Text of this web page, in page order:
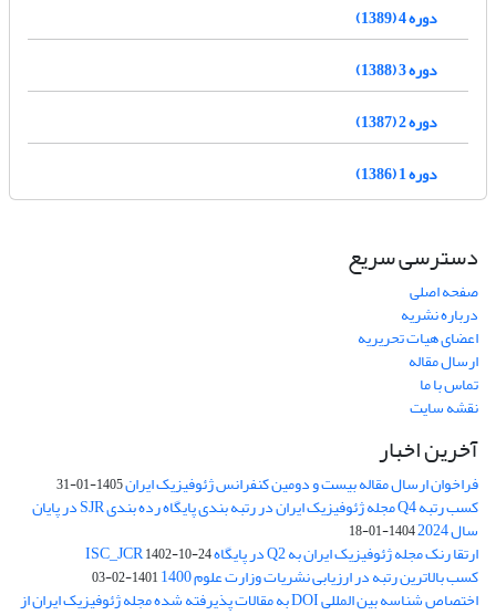
دوره 4 (1389)
دوره 3 (1388)
دوره 2 (1387)
دوره 1 (1386)
دسترسی سریع
صفحه اصلی
درباره نشریه
اعضای هیات تحریریه
ارسال مقاله
تماس با ما
نقشه سایت
آخرین اخبار
فراخوان ارسال مقاله بیست و دومین کنفرانس ژئوفیزیک ایران1405-01-31
کسب رتبه Q4 مجله ژئوفیزیک ایران در رتبه بندی پایگاه رده بندی SJR در پایان
سال 2024 1404-01-18
ارتقا رنک مجله ژئوفیزیک ایران به Q2 در پایگاه ISC_JCR 1402-10-24
کسب بالاترین رتبه در ارزیابی نشریات وزارت علوم 1400 1401-02-03
اختصاص شناسه بین المللی DOI به مقالات پذیرفته شده مجله ژئوفیزیک ایران از